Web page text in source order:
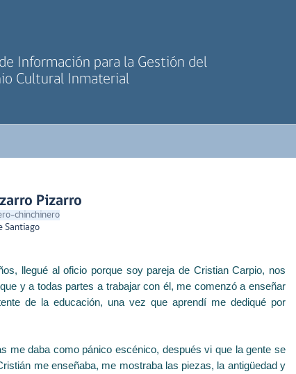
Información para la Gestión del
Cultural Inmaterial
Pizarro
chinchinero
Santiago
llegué al oficio porque soy pareja de Cristian Carpio, nos
y a todas partes a trabajar con él, me comenzó a enseñar
de la educación, una vez que aprendí me dediqué por
me daba como pánico escénico, después vi que la gente se
me enseñaba, me mostraba las piezas, la antigüedad y